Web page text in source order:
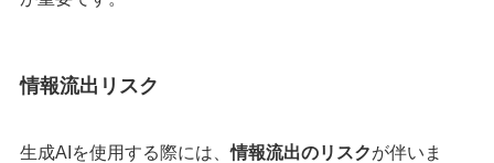
情報流出リスク
生成AIを使用する際には、情報流出のリスクが伴いま